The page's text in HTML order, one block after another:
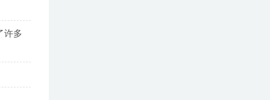
许多